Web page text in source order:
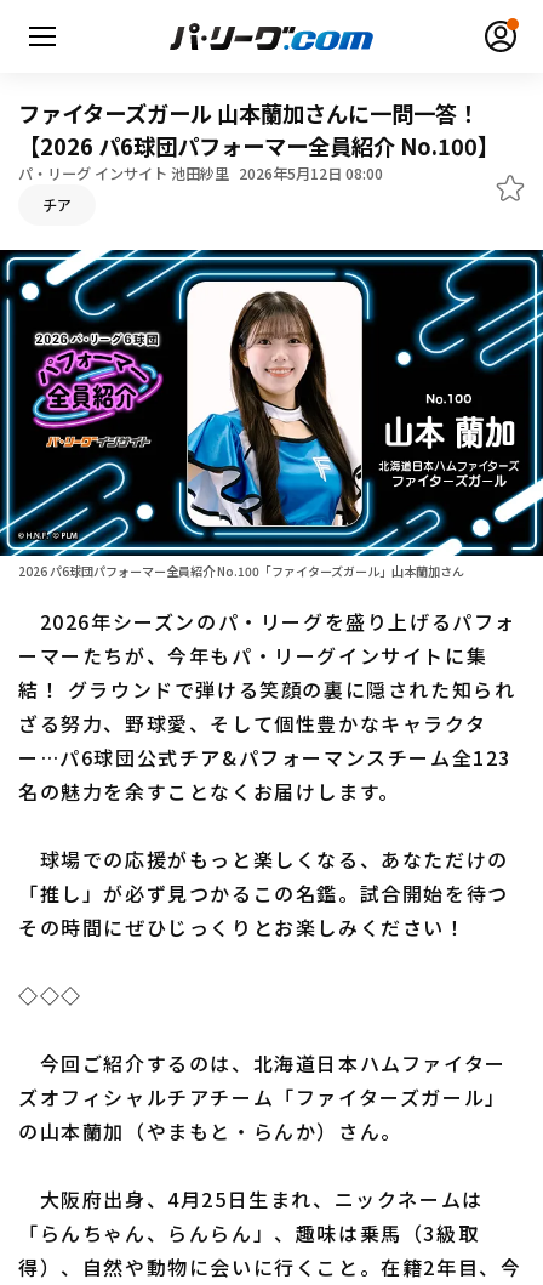
無料アカウント登録
HOME
動画
日程・結果
順位表･成績
1軍公式戦
ファーム東地区
ファーム中地区
ファーム西地区
交流戦
選手名鑑
北海道日本ハムファイターズ
東北楽天ゴールデンイーグルス
埼玉西武ライオンズ
千葉ロッテマリーンズ
オリックス・バファローズ
福岡ソフトバンクホークス
設定
利用規約
運営会社（別ウィンドウで開く） よくある質問
ファイターズガール 山本蘭加さんに一問一答！
【2026 パ6球団パフォーマー全員紹介 No.100】
パ・リーグ インサイト 池田紗里 2026年5月12日 08:00
チア
2026 パ6球団パフォーマー全員紹介 No.100「ファイターズガール」山本蘭加さん
2026年シーズンのパ・リーグを盛り上げるパフォ
ーマーたちが、今年もパ・リーグインサイトに集
結！ グラウンドで弾ける笑顔の裏に隠された知られ
ざる努力、野球愛、そして個性豊かなキャラクタ
ー…パ6球団公式チア&パフォーマンスチーム全123
名の魅力を余すことなくお届けします。
球場での応援がもっと楽しくなる、あなただけの
「推し」が必ず見つかるこの名鑑。試合開始を待つ
その時間にぜひじっくりとお楽しみください！
◇◇◇
今回ご紹介するのは、北海道日本ハムファイター
ズオフィシャルチアチーム「ファイターズガール」
の山本蘭加（やまもと・らんか）さん。
大阪府出身、4月25日生まれ、ニックネームは
「らんちゃん、らんらん」、趣味は乗馬（3級取
得）、自然や動物に会いに行くこと。在籍2年目、今